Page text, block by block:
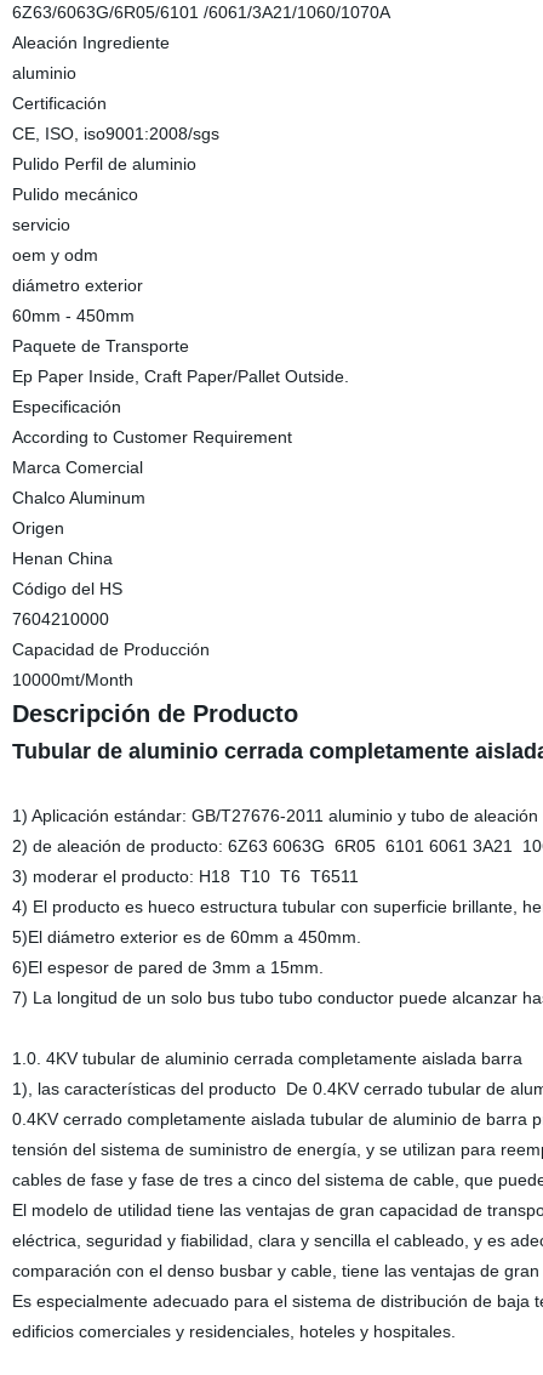
6Z63/6063G/6R05/6101 /6061/3A21/1060/1070A
Aleación Ingrediente
aluminio
Certificación
CE, ISO, iso9001:2008/sgs
Pulido Perfil de aluminio
Pulido mecánico
servicio
oem y odm
diámetro exterior
60mm - 450mm
Paquete de Transporte
Ep Paper Inside, Craft Paper/Pallet Outside.
Especificación
According to Customer Requirement
Marca Comercial
Chalco Aluminum
Origen
Henan China
Código del HS
7604210000
Capacidad de Producción
10000mt/Month
Descripción de Producto
Tubular de aluminio cerrada completamente
1) Aplicación estándar: GB/T27676-2011 aluminio y tubo de
2) de aleación de producto: 6Z63 6063G 6R05 6101 6061 3A21
3) moderar el producto: H18 T10 T6 T6511
4) El producto es hueco estructura tubular con superficie brillante,
5)El diámetro exterior es de 60mm a 450mm.
6)El espesor de pared de 3mm a 15mm.
7) La longitud de un solo bus tubo tubo conductor puede alcanzar
1.0. 4KV tubular de aluminio cerrada completamente aislada barra
1) las características del productoDe0.4KV cerrado tubular de
0.4KV cerrado completamente aislada tubular de aluminio de barra
tensión del sistema de suministro de energía, y se utilizan para
cables de fase y fase de tres a cinco del sistema de cable, que
El modelo de utilidad tiene las ventajas de gran capacidad de
eléctrica, seguridad y fiabilidad, clara y sencilla el cableado, y es
comparación con el denso busbar y cable, tiene las ventajas de
Es especialmente adecuado para el sistema de distribución de
edificios comerciales y residenciales, hoteles y hospitales.